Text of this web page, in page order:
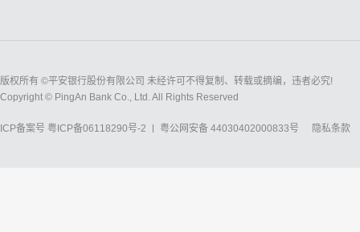
版权所有 ©平安银行股份有限公司 未经许可不得复制、转载或摘编，违者必究!
Copyright © PingAn Bank Co., Ltd. All Rights Reserved
ICP备案号 粤ICP备06118290号-2 粤公网安备 44030402000833号 隐私条款